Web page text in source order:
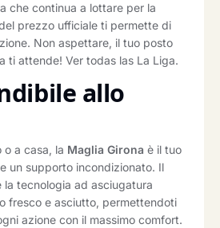
che continua a lottare per la
prezzo ufficiale ti permette di
Non aspettare, il tuo posto
ti attende! Ver todas las La Liga.
allo
o a casa, la Maglia Girona è il tuo
un supporto incondizionato. Il
tecnologia ad asciugatura
fresco e asciutto, permettendoti
azione con il massimo comfort.